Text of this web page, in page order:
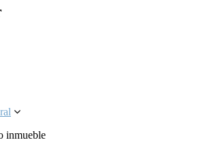
inmueble